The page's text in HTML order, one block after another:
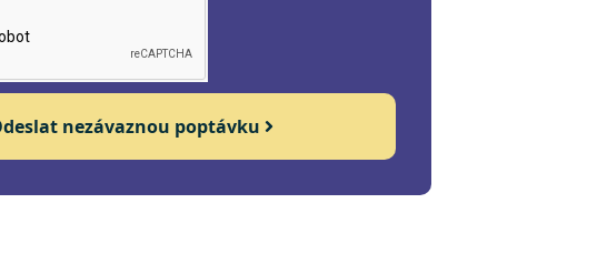
nezávaznou poptávku